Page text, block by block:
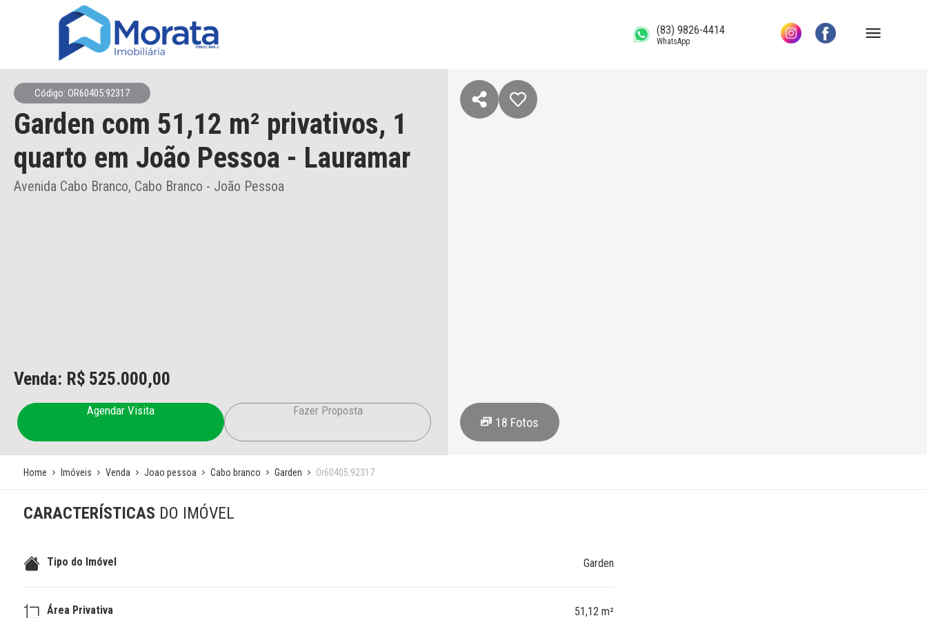
(83) 9826-4414
WhatsApp
Código: OR60405:92317
Garden com 51,12 m² privativos, 1
quarto em João Pessoa - Lauramar
Avenida Cabo Branco, Cabo Branco - João Pessoa
Venda: R$ 525.000,00
Agendar Visita Fazer Proposta
18 Fotos
Home Imóveis Venda Joao pessoa Cabo branco Garden Or60405:92317
CARACTERÍSTICAS DO IMÓVEL
Tipo do Imóvel Garden
Área Privativa 51,12 m²